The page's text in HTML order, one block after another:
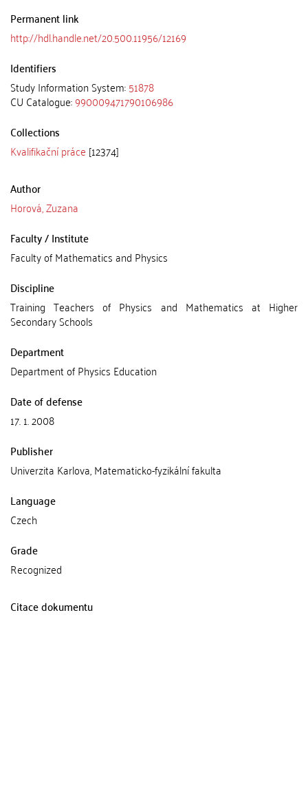
Permanent link
http://hdl.handle.net/20.500.11956/12169
Identifiers
Study Information System:51878
CU Catalogue:990009471790106986
Collections
Kvalifikační práce [12374]
Author
Horová, Zuzana
Faculty / Institute
Faculty of Mathematics and Physics
Discipline
Training Teachers of Physics and Mathematics at Higher
Secondary Schools
Department
Department of Physics Education
Date of defense
17. 1. 2008
Publisher
Univerzita Karlova, Matematicko-fyzikální fakulta
Language
Czech
Grade
Recognized
Citace dokumentu